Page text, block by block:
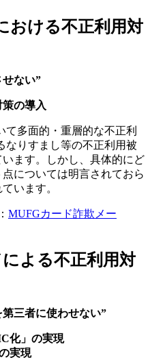
おける不正利用対
ない”
の導⼊
て多面的・重層的な不正利
なりすまし等の不正利用被
ます。しかし、具体的にど
については明言されておら
います。
MUFGカード詐欺メー
よる不正利用対
三者に使わせない”
化」の実現
実現